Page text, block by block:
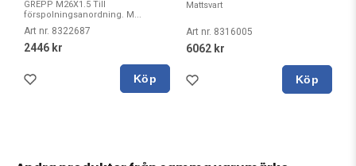
GREPP M26X1.5 Till
förspolningsanordning. M...
Art nr. 8322687
2446 kr
Köp
Mattsvart
Art nr. 8316005
6062 kr
Köp